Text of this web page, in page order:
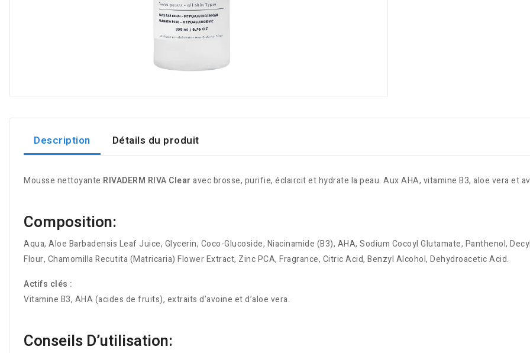
Description Détails du produit
Mousse nettoyante RIVADERM RIVA Clear avec brosse, purifie, éclaircit et hydrate la peau. Aux AHA, vitamine B3, aloe vera et
Composition:
Aqua, Aloe Barbadensis Leaf Juice, Glycerin, Coco-Glucoside, Niacinamide (B3), AHA, Sodium Cocoyl Glutamate, Panthenol,
Flour, Chamomilla Recutita (Matricaria) Flower Extract, Zinc PCA, Fragrance, Citric Acid, Benzyl Alcohol, Dehydroacetic Acid.
Actifs clés :
Vitamine B3, AHA (acides de fruits), extraits d’avoine et d’aloe vera.
Conseils D’utilisation: